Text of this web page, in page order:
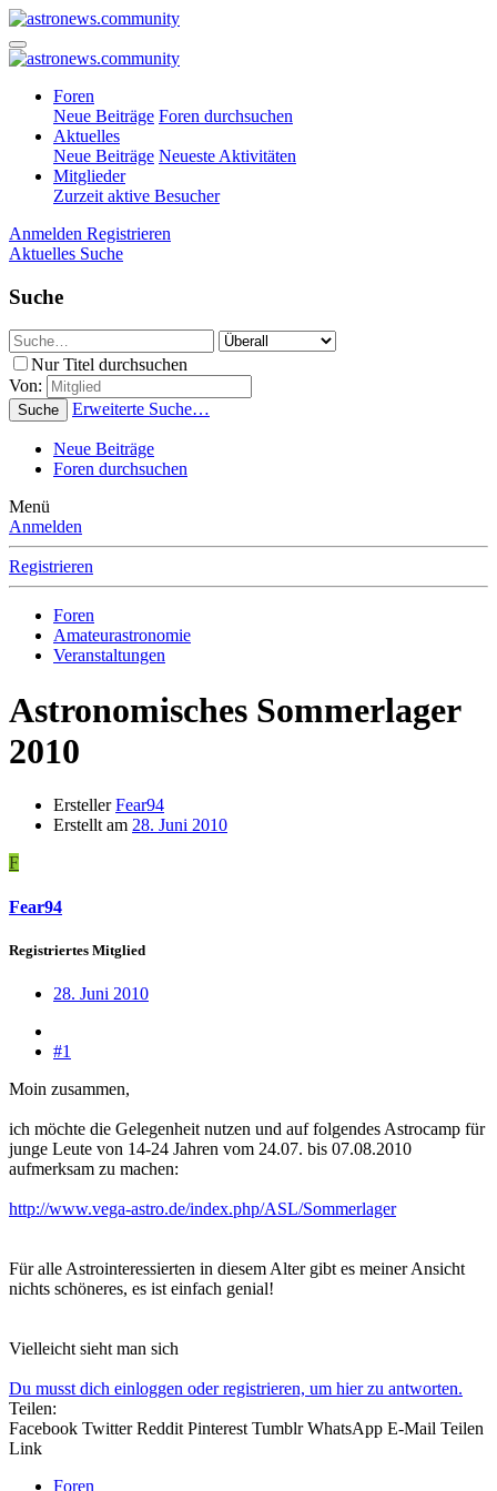
Foren
Neue Beiträge Foren durchsuchen
Aktuelles
Neue Beiträge Neueste Aktivitäten
Mitglieder
Zurzeit aktive Besucher
Anmelden Registrieren
Aktuelles Suche
Suche
Nur Titel durchsuchen
Von:
Suche Erweiterte Suche…
Neue Beiträge
Foren durchsuchen
Menü
Anmelden
Registrieren
Foren
Amateurastronomie
Veranstaltungen
Astronomisches Sommerlager
2010
Ersteller Fear94
Erstellt am 28. Juni 2010
F
Fear94
Registriertes Mitglied
28. Juni 2010
#1
Moin zusammen,
ich möchte die Gelegenheit nutzen und auf folgendes Astrocamp für
junge Leute von 14-24 Jahren vom 24.07. bis 07.08.2010
aufmerksam zu machen:
http://www.vega-astro.de/index.php/ASL/Sommerlager
Für alle Astrointeressierten in diesem Alter gibt es meiner Ansicht
nichts schöneres, es ist einfach genial!
Vielleicht sieht man sich
Du musst dich einloggen oder registrieren, um hier zu antworten.
Teilen:
Facebook Twitter Reddit Pinterest Tumblr WhatsApp E-Mail Teilen
Link
Foren